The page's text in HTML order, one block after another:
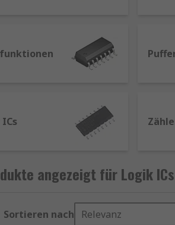
in einen einzigen
übertragen sie über einen der
Spannungen aus und
oder zwischen Logikfamilien zu
Schutz für Halbleiter
(NOT, AND, OR, NAND,
Komponenten/ICs.
angezeigt für Logik ICs
Sortieren nach Relevanz